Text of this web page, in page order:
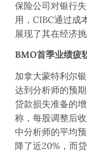
保险公司对银行
用，CIBC通过成
展现了其在经济
BMO首季业绩疲
加拿大蒙特利尔
达到分析师的预
贷款损失准备的
称，每股调整后
中分析师的平均
降了近20%，而